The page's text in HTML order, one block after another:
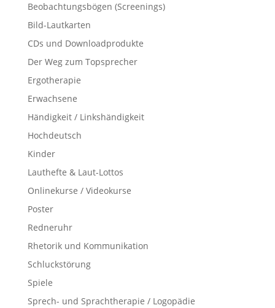
Beobachtungsbögen (Screenings)
Bild-Lautkarten
CDs und Downloadprodukte
Der Weg zum Topsprecher
Ergotherapie
Erwachsene
Händigkeit / Linkshändigkeit
Hochdeutsch
Kinder
Lauthefte & Laut-Lottos
Onlinekurse / Videokurse
Poster
Redneruhr
Rhetorik und Kommunikation
Schluckstörung
Spiele
Sprech- und Sprachtherapie / Logopädie